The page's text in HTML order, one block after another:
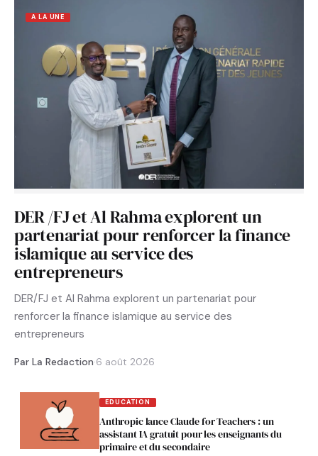
A LA UNE
DER /FJ et Al Rahma explorent un
partenariat pour renforcer la finance
islamique au service des
entrepreneurs
DER/FJ et Al Rahma explorent un partenariat pour
renforcer la finance islamique au service des
entrepreneurs
Par La Redaction·6 août 2026
EDUCATION
Anthropic lance Claude for Teachers : un
assistant IA gratuit pour les enseignants du
primaire et du secondaire